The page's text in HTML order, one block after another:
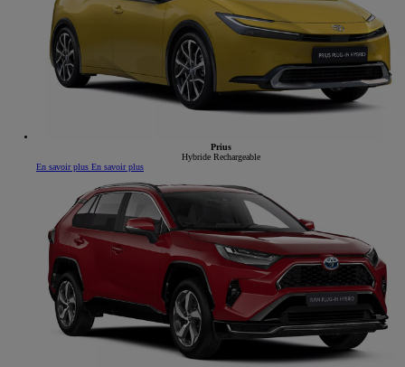
Prius
Hybride Rechargeable
En savoir plus En savoir plus